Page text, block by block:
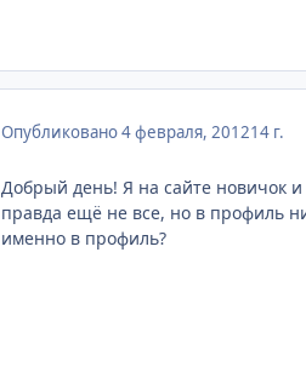
Опубликовано4 февраля, 201214 г.
Добрый день! Я на сайте новичок и
правда ещё не все, но в профиль
именно в профиль?